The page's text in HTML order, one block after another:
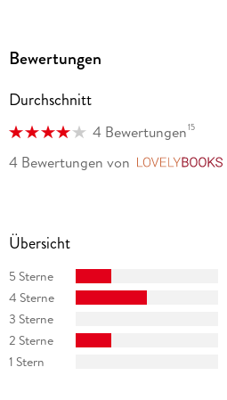
Bewertungen
Durchschnitt
4 Bewertungen15
4 Bewertungen von
Übersicht
5 Sterne
4 Sterne
3 Sterne
2 Sterne
1 Stern